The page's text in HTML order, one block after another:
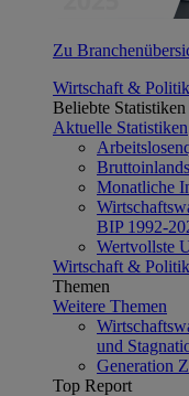
Zu
Wirtschaft & Politik
Beliebte Statistiken
Aktuelle Statistiken
Monatliche
BIP 1992-
Wertvollste
Wirtschaft & Politik
Themen
Weitere Themen
und
Generation
Top Report